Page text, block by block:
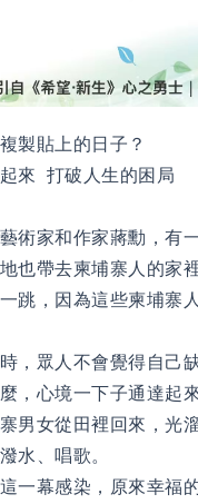
製貼上的日子？
來 打破人生的困局
術家和作家蔣勳，有
也帶去柬埔寨人的家裡
跳，因為這些柬埔寨
，眾人不會覺得自己
，心境一下子通達起來
男女從田裡回來，光
水、唱歌。
一幕感染，原來幸福